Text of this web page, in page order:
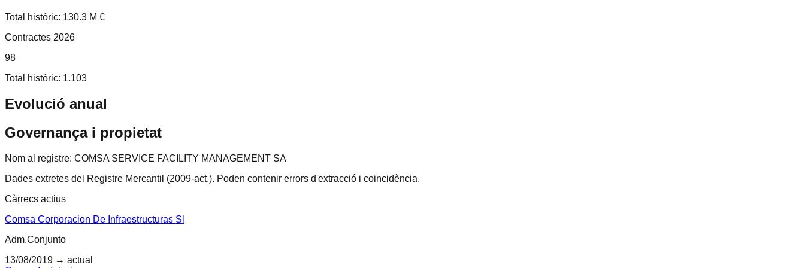
Total històric: 130.3 M €
Contractes 2026
98
Total històric: 1.103
Evolució anual
Governança i propietat
Nom al registre: COMSA SERVICE FACILITY MANAGEMENT SA
Dades extretes del Registre Mercantil (2009-act.). Poden contenir errors d'extracció i coincidència.
Càrrecs actius
Comsa Corporacion De Infraestructuras Sl
Adm.Conjunto
13/08/2019 → actual